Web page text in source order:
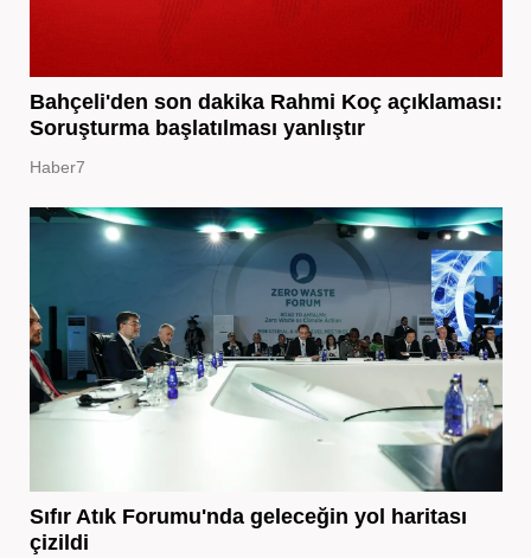
Bahçeli'den son dakika Rahmi Koç açıklaması:
Soruşturma başlatılması yanlıştır
Haber7
Sıfır Atık Forumu'nda geleceğin yol haritası
çizildi